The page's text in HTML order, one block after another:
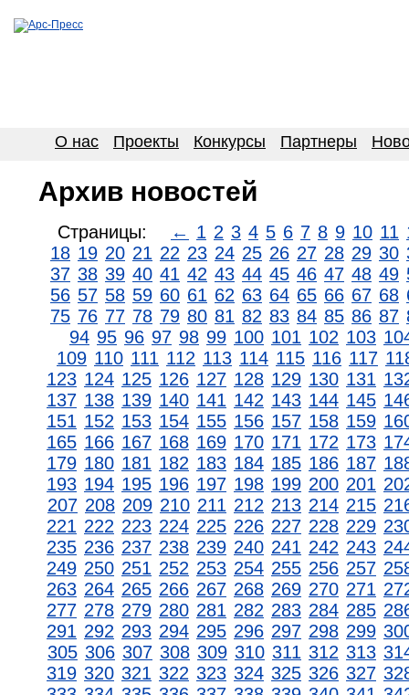
О нас Проекты Конкурсы Партнеры
Архив новостей
Страницы: ← 1 2 3 4 5 6 7 8 9 10 11
18 19 20 21 22 23 24 25 26 27 28 29 30
37 38 39 40 41 42 43 44 45 46 47 48 49
56 57 58 59 60 61 62 63 64 65 66 67 68
75 76 77 78 79 80 81 82 83 84 85 86 87
94 95 96 97 98 99 100 101 102 103
109 110 111 112 113 114 115 116 117
123 124 125 126 127 128 129 130 131
137 138 139 140 141 142 143 144 145
151 152 153 154 155 156 157 158 159
165 166 167 168 169 170 171 172 173
179 180 181 182 183 184 185 186 187
193 194 195 196 197 198 199 200 201
207 208 209 210 211 212 213 214 215
221 222 223 224 225 226 227 228 229
235 236 237 238 239 240 241 242 243
249 250 251 252 253 254 255 256 257
263 264 265 266 267 268 269 270 271
277 278 279 280 281 282 283 284 285
291 292 293 294 295 296 297 298 299
305 306 307 308 309 310 311 312 313
319 320 321 322 323 324 325 326 327